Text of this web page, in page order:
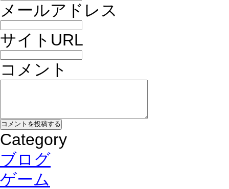
メールアドレス
サイトURL
コメント
Category
ブログ
ゲーム